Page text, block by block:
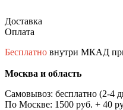
Доставка
Оплата
Бесплатно внутри МКАД при
Москва и область
Самовывоз: бесплатно (2-4
По Москве: 1500 руб. + 40